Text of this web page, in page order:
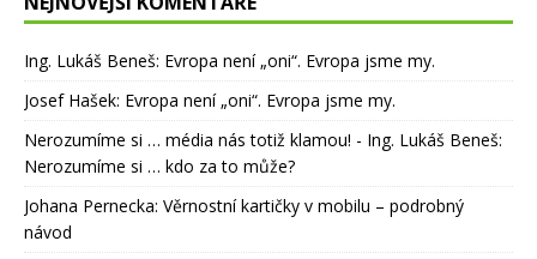
Ing. Lukáš Beneš: Evropa není „oni“. Evropa jsme my.
Josef Hašek: Evropa není „oni“. Evropa jsme my.
Nerozumíme si … média nás totiž klamou! - Ing. Lukáš Beneš:
Nerozumíme si … kdo za to může?
Johana Pernecka: Věrnostní kartičky v mobilu – podrobný
návod